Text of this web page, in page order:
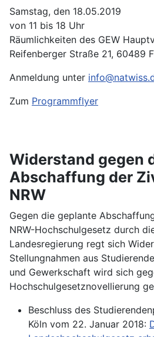
Samstag, den 18.05.2019
von 11 bis 18 Uhr
Räumlichkeiten des GEW
Reifenberger Straße 21, 60489
Anmeldung unter
Zum Programmflyer
Widerstand gegen
Abschaffung der
NRW
Gegen die geplante
NRW-Hochschulgesetz durch
Landesregierung regt sich
Stellungnahmen aus
und Gewerkschaft wird sich
Hochschulgesetznovellierung
Beschluss des
Köln vom 22. Januar 2018: